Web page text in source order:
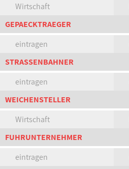
Wirtschaft
GEPAECKTRAEGER
eintragen
STRASSENBAHNER
eintragen
WEICHENSTELLER
Wirtschaft
FUHRUNTERNEHMER
eintragen